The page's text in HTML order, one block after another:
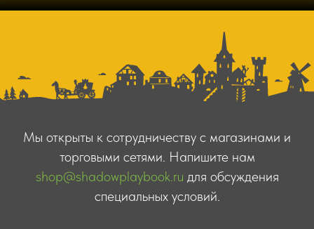
Мы открыты к сотрудничеству с магазинами и
торговыми сетями. Напишите нам
shop@shadowplaybook.ru для обсуждения
специальных условий.